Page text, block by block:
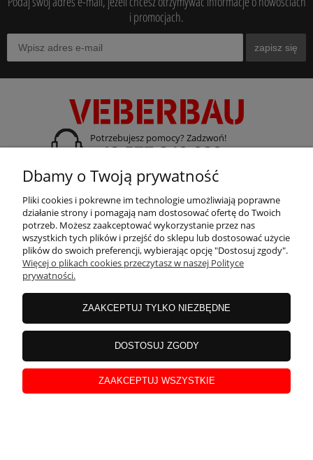
i promocjach.
zapisz się
Potrzebujesz pomocy? Zadzwoń!
+48 577 240 080
adres:
ul. Gdańska 14 A-B, 70-661 Szczecin
VEBERBAU
| Ogrodzenie budowlane tymczasowe | Bariery tymczasowe | Bariery
Dbamy o Twoją prywatność
Pliki cookies i pokrewne im technologie umożliwiają poprawne
działanie strony i pomagają nam dostosować ofertę do Twoich
potrzeb. Możesz zaakceptować wykorzystanie przez nas
wszystkich tych plików i przejść do sklepu lub dostosować użycie
plików do swoich preferencji, wybierając opcję "Dostosuj zgody".
Więcej o plikach cookies przeczytasz w naszej Polityce
prywatności.
ZAAKCEPTUJ TYLKO NIEZBĘDNE
DOSTOSUJ ZGODY
ZAAKCEPTUJ WSZYSTKIE